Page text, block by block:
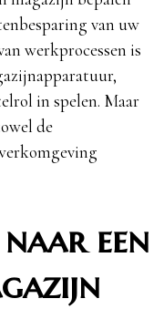
van uw
werkprocessen is
in spelen. Maar
de
een